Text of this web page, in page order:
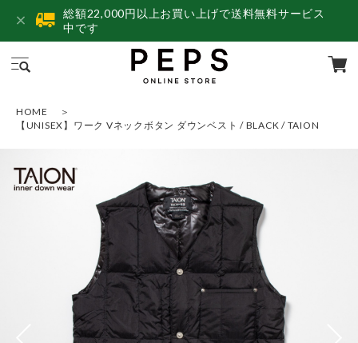
総額22,000円以上お買い上げで送料無料サービス
中です
HOME
【UNISEX】ワーク Vネックボタン ダウンベスト / BLACK / TAION